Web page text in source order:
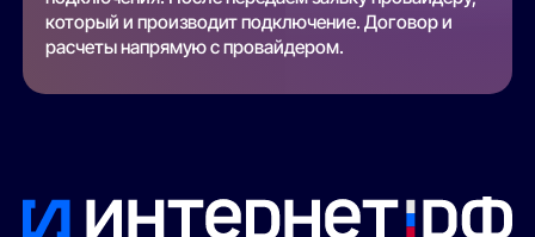
который и производит подключение. Договор и
расчеты напрямую с провайдером.